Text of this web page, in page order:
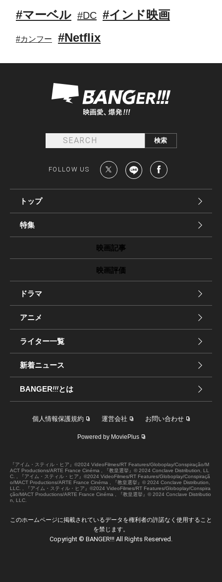
#マーベル #DC #インド映画
#カンフー #Netflix
FOLLOW US
トップ
特集
映画記事
映画評価
ドラマ
アニメ
ライター一覧
新着ニュース
BANGER!!!とは
個人情報保護規約 運営会社 お問い合わせ
Powered by MoviePlus
『アイム・スティル・ヒア』©2024 VideoFilmes/RT Features/Globoplay/Conspiração/M
ACT Productions/ARTE France Cinéma , 『教皇選挙』© 2024 Conclave Distribution, LL
C. , 『アイム・スティル・ヒア』©2024 VideoFilmes/RT Features/Globoplay/Conspiraçã
o/MACT Productions/ARTE France Cinéma , 『教皇選挙』© 2024 Conclave Distribution,
LLC. , 『アイム・スティル・ヒア』©2024 VideoFilmes/RT Features/Globoplay/Conspira
ção/MACT Productions/ARTE France Cinéma , 『教皇選挙』© 2024 Conclave Distributio
n, LLC.
このホームページに掲載されているデータを権利者の許諾なく使用すること
を禁じます。
Copyright © BANGER!!! All Rights Reserved.